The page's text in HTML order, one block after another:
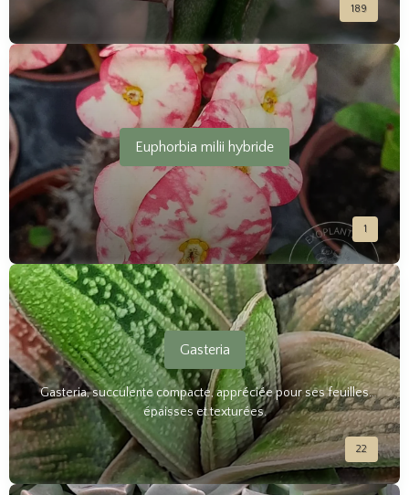
euphorbes sont des choix idéaux pour les jardiniers en quête
de plantes résilientes et esthétiquement remarquables.
189
Euphorbia milii hybride
1
Gasteria
Gasteria, succulente compacte, appréciée pour ses feuilles
épaisses et texturées.
22